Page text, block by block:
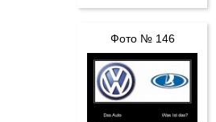
Фото № 146